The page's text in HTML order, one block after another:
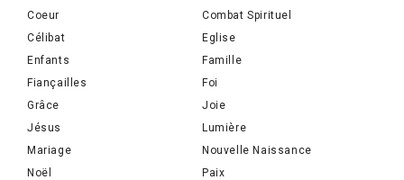
Coeur
Combat Spirituel
Célibat
Eglise
Enfants
Famille
Fiançailles
Foi
Grâce
Joie
Jésus
Lumière
Mariage
Nouvelle Naissance
Noël
Paix